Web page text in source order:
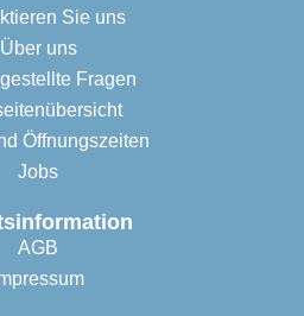
Sie uns
Über uns
Fragen
Öffnungszeiten
Jobs
AGB